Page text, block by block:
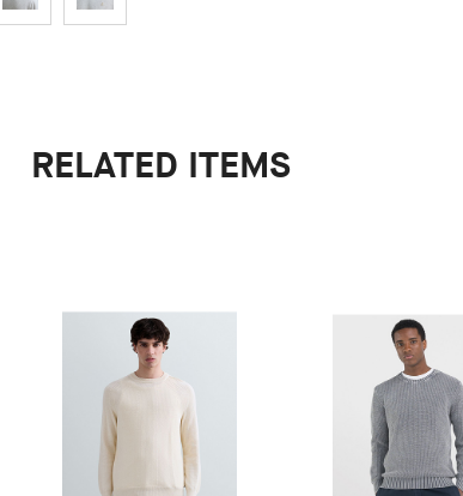
RELATED ITEMS